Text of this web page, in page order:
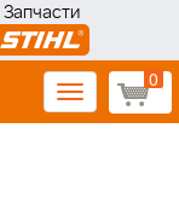
Запчасти
0
Toggle
navigation